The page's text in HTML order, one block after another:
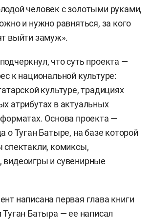
человек с золотыми руками,
и нужно равняться, за кого
выйти замуж».
что суть проекта —
к национальной культуре:
культуре, традициях
атрибутах в актуальных
Основа проекта —
о Туган Батыре, на базе которой
спектакли, комиксы,
и сувенирные
написана первая глава книги
Туган Батыра — ее написал